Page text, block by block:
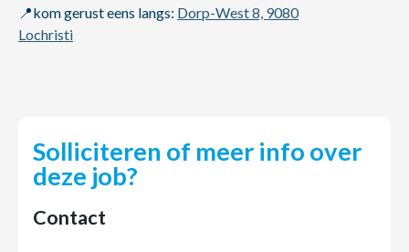
📍kom gerust eens langs: Dorp-West 8, 9080
Lochristi
Solliciteren of meer info over
deze job?
Contact